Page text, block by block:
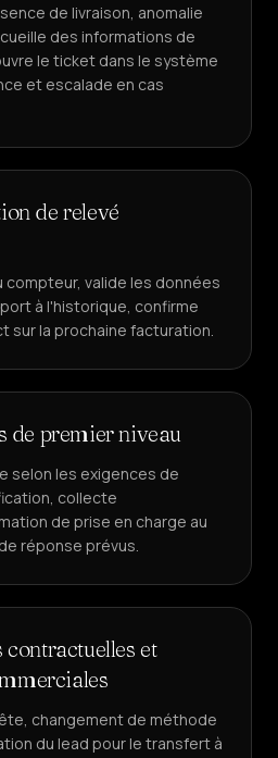
de livraison, anomalie
des informations de
le ticket dans le système
et escalade en cas
de relevé
compteur, valide les données
à l'historique, confirme
sur la prochaine facturation.
de premier niveau
selon les exigences de
collecte
de prise en charge au
réponse prévus.
et
changement de méthode
du lead pour le transfert à